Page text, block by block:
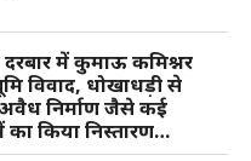
में कुमाऊ कमिश्नर
विवाद, धोखाधड़ी से
निर्माण जैसे कई
का किया निस्तारण…